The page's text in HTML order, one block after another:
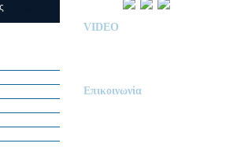
VIDEO
Επικοινωνία